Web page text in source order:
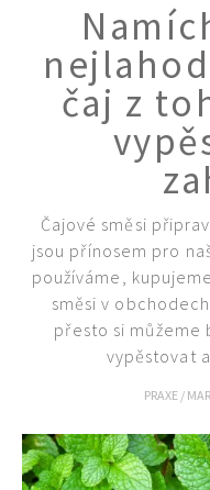
čaj z
Čajové směsi
jsou přínosem pro
používáme,
směsi v
přesto si můžeme
vypěstovat
PRAXE /